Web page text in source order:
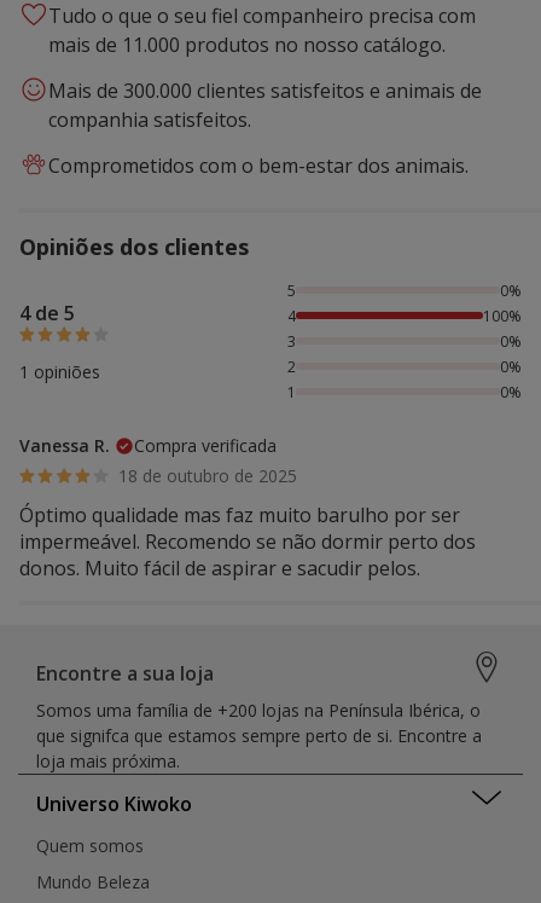
Tudo o que o seu fiel companheiro precisa com
mais de 11.000 produtos no nosso catálogo.
Mais de 300.000 clientes satisfeitos e animais de
companhia satisfeitos.
Comprometidos com o bem-estar dos animais.
Opiniões dos clientes
4 de 5
1 opiniões
100% das pessoas avaliaram com 4 estrelas,
5
0%
4
100%
3
0%
2
0%
1
0%
Vanessa R.
Compra verificada
18 de outubro de 2025
Óptimo qualidade mas faz muito barulho por ser
impermeável. Recomendo se não dormir perto dos
donos. Muito fácil de aspirar e sacudir pelos.
Encontre a sua loja
Somos uma família de +200 lojas na Península Ibérica, o
que signifca que estamos sempre perto de si. Encontre a
loja mais próxima.
Universo Kiwoko
Quem somos
Mundo Beleza